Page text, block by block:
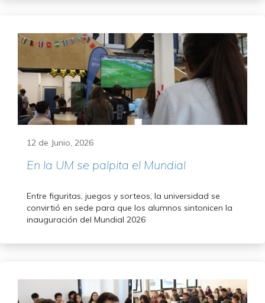
12 de Junio, 2026
En la UM se palpita el Mundial
Entre figuritas, juegos y sorteos, la universidad se
convirtió en sede para que los alumnos sintonicen la
inauguración del Mundial 2026